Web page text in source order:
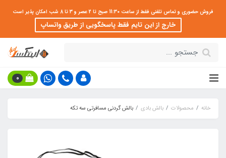
فروش حضوری و تماس تلفنی فقط از ساعت 11:30 صبح تا 2 عصر و 3 تا 8 شب امکان پذیر است
خارج از این تایم فقط پاسخگویی از طریق واتساپ
0
خانه محصولات بالش بادی بالش گردنی مسافرتی سه تکه